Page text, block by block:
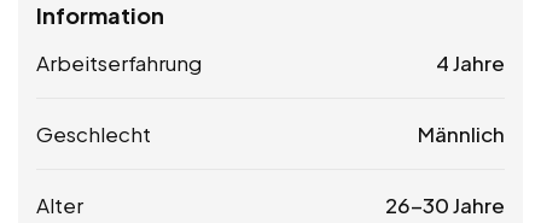
Information
Arbeitserfahrung 4 Jahre
Geschlecht Männlich
Alter 26-30 Jahre